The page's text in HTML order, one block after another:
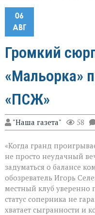
06
АВГ
Громкий
«Мальорка»
«ПСЖ»
"Наша газета" 58
«Когда гранд
не просто неудачный
задуматься о балансе
обозреватель Игорь
местный клуб уверенно
статус соперника не
хватает сыгранности и